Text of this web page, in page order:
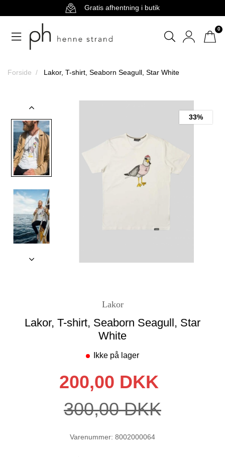
Gratis afhentning i butik
0
Forside Lakor, T-shirt, Seaborn Seagull, Star White
33%
Lakor
Lakor, T-shirt, Seaborn Seagull, Star
White
Ikke på lager
200,00 DKK
300,00 DKK
Varenummer: 8002000064